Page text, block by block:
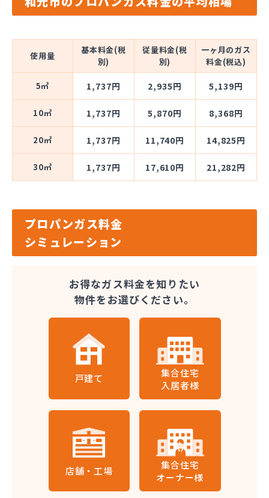
使用量
基本料金(税
別)
従量料金(税
別)
一ヶ月のガス
料金(税込)
5㎥ 1,737円 2,935円 5,139円
10㎥ 1,737円 5,870円 8,368円
20㎥ 1,737円 11,740円 14,825円
30㎥ 1,737円 17,610円 21,282円
プロパンガス料金
シミュレーション
お得なガス料金を知りたい
物件をお選びください。
戸建て
集合住宅
入居者様
店舗・工場
集合住宅
オーナー様